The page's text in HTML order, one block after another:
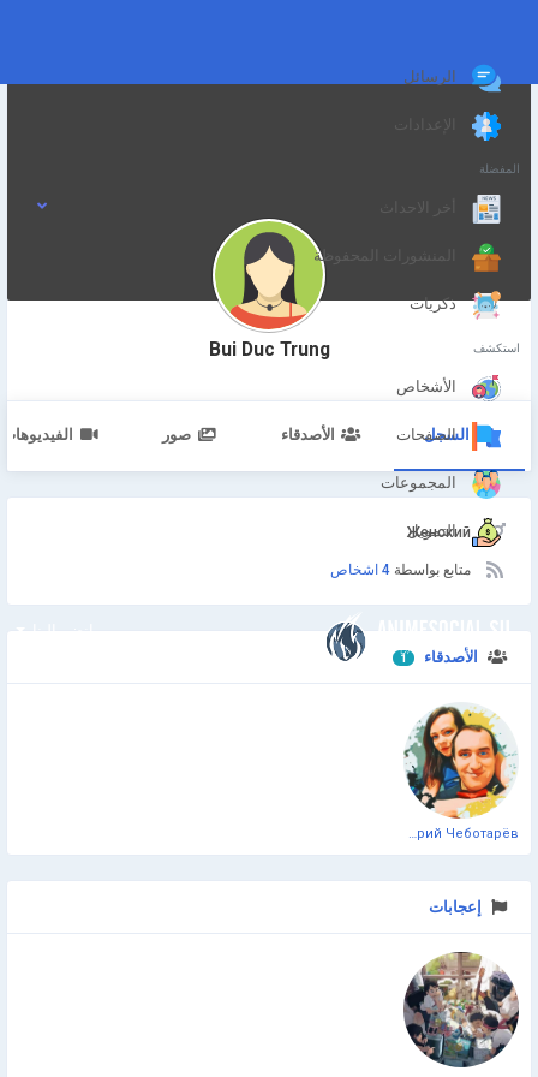
الرسائل
الإعدادات
المفضلة
أخر الاحداث
المنشورات المحفوظة
ذكريات
استكشف
الأشخاص
الصفحات
المجموعات
التمويل
انضم إلينا
Bui Duc Trung
السجل الأصدقاء صور الفيديوهات
Женский
متابع بواسطة 4 اشخاص
الأصدقاء 1
إعجابات